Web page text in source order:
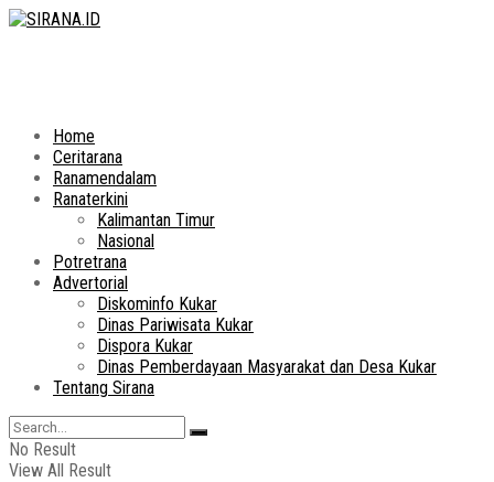
Home
Ceritarana
Ranamendalam
Ranaterkini
Kalimantan Timur
Nasional
Potretrana
Advertorial
Diskominfo Kukar
Dinas Pariwisata Kukar
Dispora Kukar
Dinas Pemberdayaan Masyarakat dan Desa Kukar
Tentang Sirana
No Result
View All Result